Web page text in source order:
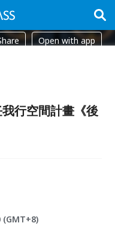
Open with app
行空間計畫《後
(GMT+8)